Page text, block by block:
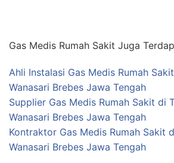
Gas Medis Rumah Sakit Juga
Ahli Instalasi Gas Medis Rumah
Wanasari Brebes Jawa Tengah
Supplier Gas Medis Rumah Sakit di
Wanasari Brebes Jawa Tengah
Kontraktor Gas Medis Rumah Sakit
Wanasari Brebes Jawa Tengah